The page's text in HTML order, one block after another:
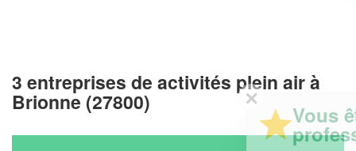
3 entreprises de activités plein air à
Brionne (27800)
✕
Vous êtes un
professionnel ?